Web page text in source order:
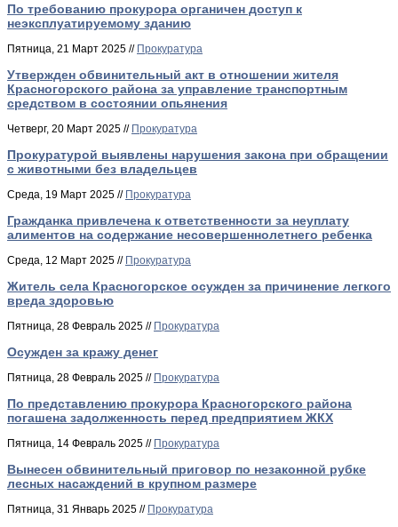
По требованию прокурора органичен доступ к
неэксплуатируемому зданию
Пятница, 21 Март 2025 // Прокуратура
Утвержден обвинительный акт в отношении жителя
Красногорского района за управление транспортным
средством в состоянии опьянения
Четверг, 20 Март 2025 // Прокуратура
Прокуратурой выявлены нарушения закона при обращении
с животными без владельцев
Среда, 19 Март 2025 // Прокуратура
Гражданка привлечена к ответственности за неуплату
алиментов на содержание несовершеннолетнего ребенка
Среда, 12 Март 2025 // Прокуратура
Житель села Красногорское осужден за причинение легкого
вреда здоровью
Пятница, 28 Февраль 2025 // Прокуратура
Осужден за кражу денег
Пятница, 28 Февраль 2025 // Прокуратура
По представлению прокурора Красногорского района
погашена задолженность перед предприятием ЖКХ
Пятница, 14 Февраль 2025 // Прокуратура
Вынесен обвинительный приговор по незаконной рубке
лесных насаждений в крупном размере
Пятница, 31 Январь 2025 // Прокуратура